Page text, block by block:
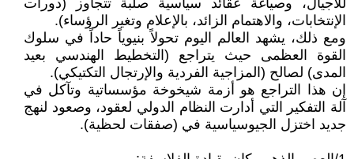
للأجيال، وصياغة عقائد سياسية صلبة تتجاوز (دورات
الإنتخابات، والاهتمام الزائد، بالإعلام وتغير الرؤساء).
ومع ذلك، يشهد العالم اليوم تحولاً بنيوياً حاداً في سلوك
القوة العظمى حيث يتراجع (التخطيط الهندسي بعيد
المدى) لصالح (المزاجية الفردية والإرتجال التكتيكي).
إن هذا التراجع هو أزمة شيخوخة مؤسساتية وتآكل في
آلة التفكير التي أدارت النظام الدولي لعقود، وصعود لنهج
جديد اختزل الجيوسياسية في (صفقات لحظية).